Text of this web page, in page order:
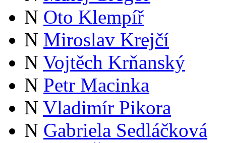
N Oto Klempíř
N Miroslav Krejčí
N Vojtěch Krňanský
N Petr Macinka
N Vladimír Pikora
N Gabriela Sedláčková